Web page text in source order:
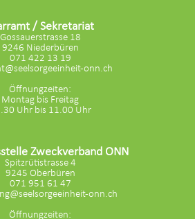
/ Sekretariat
Gossauerstrasse 18
9246 Niederbüren
071 422 13 19
onn.ch
Öffnungzeiten:
Montag bis Freitag
Uhr bis 11.00 Uhr
Zweckverband ONN
Spitzrütistrasse 4
9245 Oberbüren
071 951 61 47
onn.ch
Öffnungzeiten: